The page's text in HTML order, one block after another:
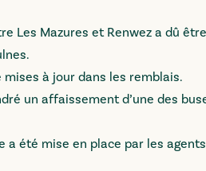
Les Mazures et Renwez a dû
à jour dans les remblais.
un affaissement d’une des
été mise en place par les